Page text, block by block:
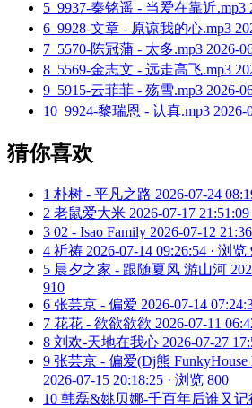
5 9937-秦铭遥 - 当爱在靠近.mp3
6 9928-文章 - 原谅我的心.mp3
7 5570-陈冠蒲 - 太多.mp3 2026-
8 5569-金志文 - 远走高飞.mp3
9 5915-云菲菲 - 殇雪.mp3 2026-
10 9924-黎瑞恩 - 认真.mp3 2026-
猜你喜欢
1 朴树 - 平凡之路 2026-07-24
2 老鼠爱大米 2026-07-17
3 02 - Isao Family 2026-07-12
4 祈祷 2026-07-14 09:26:54 · 浏览
5 晨夕之家 - 跟随夏风 游山河
910
6 张芸京 - 偏爱 2026-07-14
7 花花 - 欲欲欲欲 2026-07-11
8 刘欢-天地在我心 2026-07-27
9 张芸京 - 偏爱(Dj熊
2026-07-15 20:18:25 · 浏览 800
10 韩磊&姚贝娜-千百年后谁又记